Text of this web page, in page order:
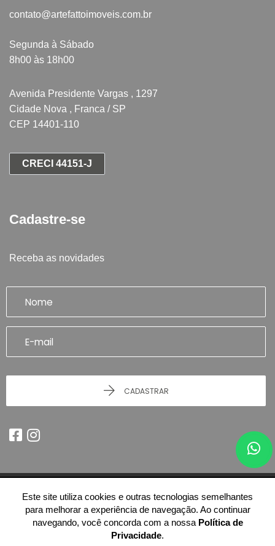
contato@artefattoimoveis.com.br
Segunda à Sábado
8h00 às 18h00
Avenida Presidente Vargas , 1297
Cidade Nova , Franca / SP
CEP 14401-110
CRECI 44151-J
Cadastre-se
Receba as novidades
CADASTRAR
© 2026 - Imobiliária Artefatto Imóveis - Franca/SP -51.614.978/0001-84
-Todos os Direitos Reservados.
Este site utiliza cookies e outras tecnologias semelhantes
para melhorar a experiência de navegação. Ao continuar
navegando, você concorda com a nossa Política de
Privacidade.